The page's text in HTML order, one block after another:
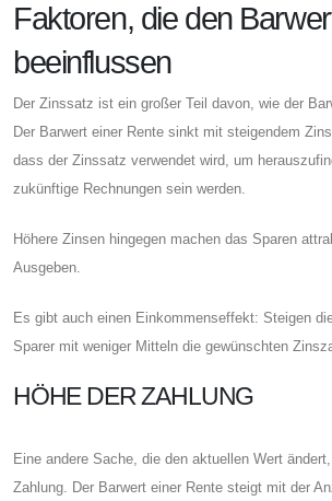
Faktoren, die den
beeinflussen
Der Zinssatz ist ein großer Teil davon, wie der
Der Barwert einer Rente sinkt mit steigendem
dass der Zinssatz verwendet wird, um
zukünftige Rechnungen sein werden.
Höhere Zinsen hingegen machen das Sparen
Ausgeben.
Es gibt auch einen Einkommenseffekt: Steigen
Sparer mit weniger Mitteln die gewünschten
HÖHE DER ZAHLUNG
Eine andere Sache, die den aktuellen Wert
Zahlung. Der Barwert einer Rente steigt mit der